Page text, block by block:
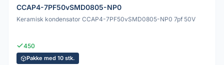
CCAP4-7PF50vSMD0805-NP0
Keramisk kondensator CCAP4-7PF50vSMD0805-NP0 7pf 50V
450
Pakke med 10 stk.